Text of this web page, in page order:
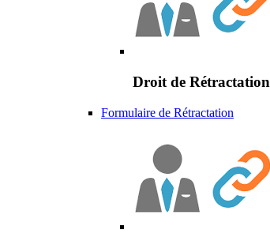
Droit de Rétractation
Formulaire de Rétractation